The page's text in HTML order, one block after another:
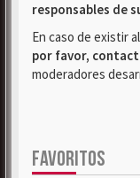
responsables de
En caso de existir
por favor,
moderadores
FAVORITOS